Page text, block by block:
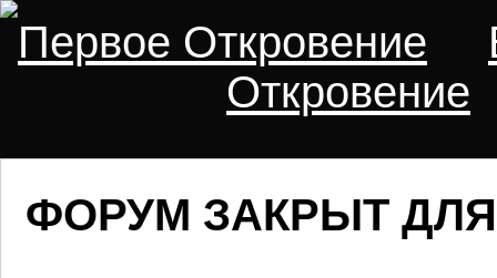
Первое Откровение
Откровение
ФОРУМ ЗАКРЫТ